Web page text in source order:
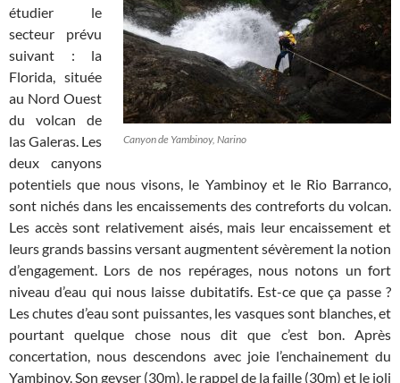
Canyon de Yambinoy, Narino
étudier le
secteur prévu
suivant : la
Florida, située
au Nord Ouest
du volcan de
las Galeras. Les
deux canyons
potentiels que nous visons, le Yambinoy et le Rio Barranco,
sont nichés dans les encaissements des contreforts du volcan.
Les accès sont relativement aisés, mais leur encaissement et
leurs grands bassins versant augmentent sévèrement la notion
d’engagement. Lors de nos repérages, nous notons un fort
niveau d’eau qui nous laisse dubitatifs. Est-ce que ça passe ?
Les chutes d’eau sont puissantes, les vasques sont blanches, et
pourtant quelque chose nous dit que c’est bon. Après
concertation, nous descendons avec joie l’enchainement du
Yambinoy. Son geyser (30m), le rappel de la faille (30m) et le joli